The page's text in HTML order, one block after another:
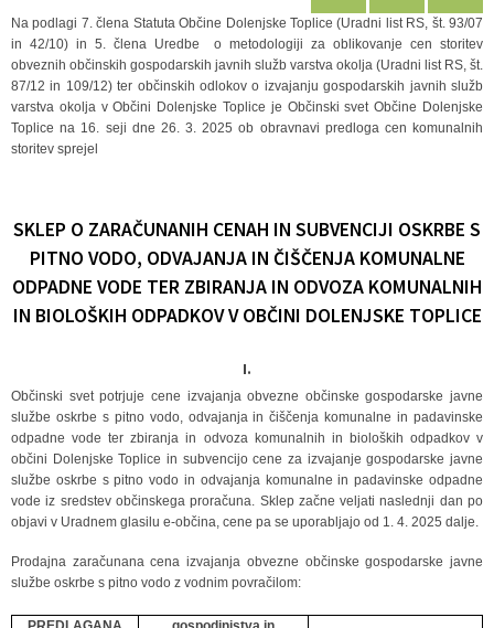
Na podlagi 7. člena Statuta Občine Dolenjske Toplice (Uradni list RS, št. 93/07
in 42/10) in 5. člena Uredbe o metodologiji za oblikovanje cen storitev
obveznih občinskih gospodarskih javnih služb varstva okolja (Uradni list RS, št.
87/12 in 109/12) ter občinskih odlokov o izvajanju gospodarskih javnih služb
varstva okolja v Občini Dolenjske Toplice je Občinski svet Občine Dolenjske
Toplice na 16. seji dne 26. 3. 2025 ob obravnavi predloga cen komunalnih
storitev sprejel
SKLEP O ZARAČUNANIH CENAH IN SUBVENCIJI OSKRBE S
PITNO VODO, ODVAJANJA IN ČIŠČENJA KOMUNALNE
ODPADNE VODE TER ZBIRANJA IN ODVOZA KOMUNALNIH
IN BIOLOŠKIH ODPADKOV V OBČINI DOLENJSKE TOPLICE
I.
Občinski svet potrjuje cene izvajanja obvezne občinske gospodarske javne
službe oskrbe s pitno vodo, odvajanja in čiščenja komunalne in padavinske
odpadne vode ter zbiranja in odvoza komunalnih in bioloških odpadkov v
občini Dolenjske Toplice in subvencijo cene za izvajanje gospodarske javne
službe oskrbe s pitno vodo in odvajanja komunalne in padavinske odpadne
vode iz sredstev občinskega proračuna. Sklep začne veljati naslednji dan po
objavi v Uradnem glasilu e-občina, cene pa se uporabljajo od 1. 4. 2025 dalje.
Prodajna zaračunana cena izvajanja obvezne občinske gospodarske javne
službe oskrbe s pitno vodo z vodnim povračilom: